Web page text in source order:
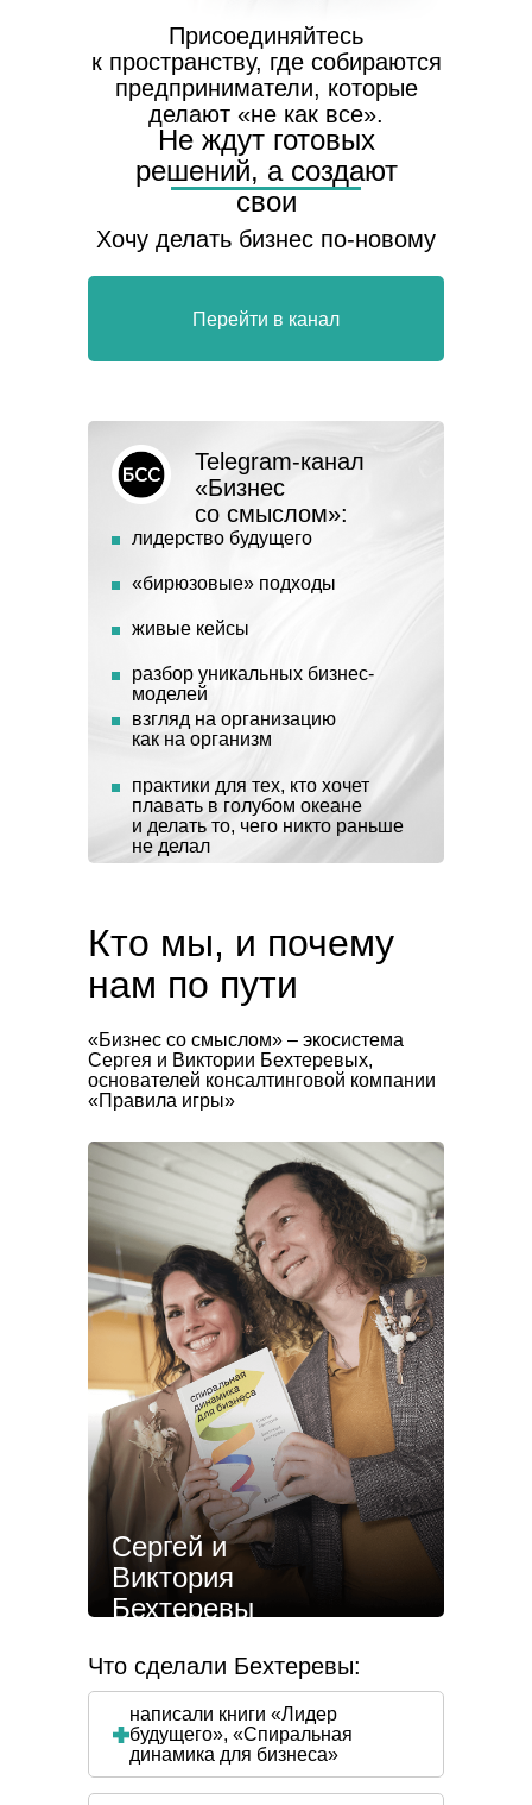
Перейти в канал
Присоединяйтесь
к пространству, где собираются
предприниматели, которые
делают «не как все».
Хочу делать бизнес по-новому
Не ждут готовых
решений, а создают
свои
Telegram-канал
«Бизнес
со смыслом»:
лидерство будущего
«бирюзовые» подходы
живые кейсы
взгляд на организацию
как на организм
разбор уникальных бизнес-
моделей
практики для тех, кто хочет
плавать в голубом океане
и делать то, чего никто раньше
не делал
Кто мы, и почему
нам по пути
«Бизнес со смыслом» – экосистема
Сергея и Виктории Бехтеревых,
основателей консалтинговой компании
«Правила игры»
Что сделали Бехтеревы:
написали книги «Лидер
будущего», «Спиральная
динамика для бизнеса»
Сергей и
Виктория
Бехтеревы